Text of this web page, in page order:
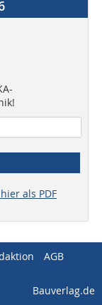
als PDF
AGB
Bauverlag.de